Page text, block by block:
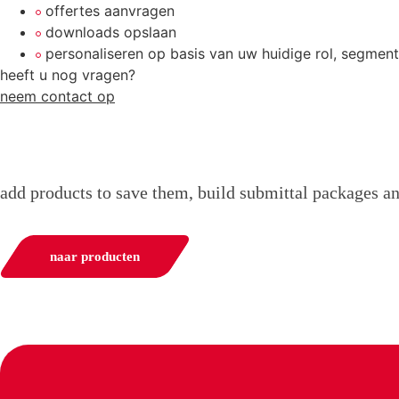
offertes aanvragen
downloads opslaan
personaliseren op basis van uw huidige rol,
heeft u nog vragen?
neem contact op
add products to save them, build submittal packages
naar producten